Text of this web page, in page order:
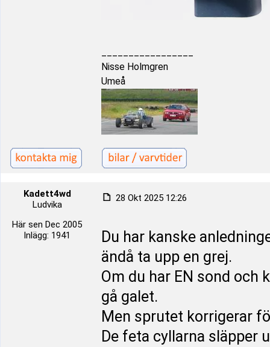
Nisse Holmgren
Umeå
Kadett4wd
Ludvika
Här sen Dec 2005
Inlägg: 1941
28 Okt 2025 12:26
Du har kanske
ändå ta upp en grej.
Om du har EN sond och
gå galet.
Men sprutet korrigerar
De feta cyllarna släpper